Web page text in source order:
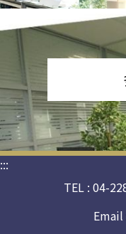
:::
TEL : 04-
Email